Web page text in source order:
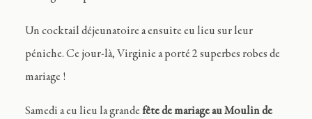
Un cocktail déjeunatoire a ensuite eu lieu sur leur
péniche. Ce jour-là, Virginie a porté 2 superbes robes de
mariage !
Samedi a eu lieu la grandefête de mariage au Moulin de